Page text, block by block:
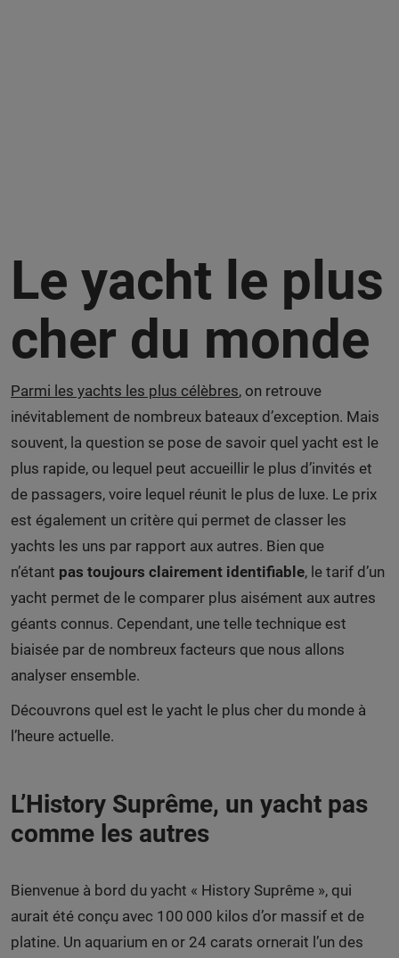
Le yacht le plus
cher du monde
Parmi les yachts les plus célèbres, on retrouve
inévitablement de nombreux bateaux d’exception. Mais
souvent, la question se pose de savoir quel yacht est le
plus rapide, ou lequel peut accueillir le plus d’invités et
de passagers, voire lequel réunit le plus de luxe. Le prix
est également un critère qui permet de classer les
yachts les uns par rapport aux autres. Bien que
n’étant pas toujours clairement identifiable, le tarif d’un
yacht permet de le comparer plus aisément aux autres
géants connus. Cependant, une telle technique est
biaisée par de nombreux facteurs que nous allons
analyser ensemble.
Découvrons quel est le yacht le plus cher du monde à
l’heure actuelle.
L’History Suprême, un yacht pas
comme les autres
Bienvenue à bord du yacht « History Suprême », qui
aurait été conçu avec 100 000 kilos d’or massif et de
platine. Un aquarium en or 24 carats ornerait l’un des